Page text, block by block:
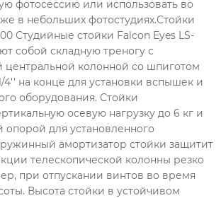
фотосессию или использовать во
в небольших фотостудиях.Стойки
Студийные стойки Falcon Eyes LS-
собой складную треногу с
центральной колонной со шпиготом
4'' на конце для установки вспышек и
оборудования. Стойки
осевую нагрузку до 6 кг и
опорой для установленного
амортизатор стойки защитит
телескопической колонны резко
при отпускании винтов во время
Высота стойки в устойчивом